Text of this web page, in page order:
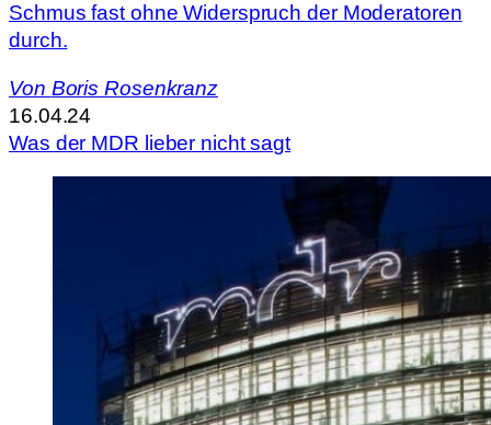
Schmus fast ohne Widerspruch der Moderatoren
durch.
Von Boris Rosenkranz
16.04.24
Was der MDR lieber nicht sagt